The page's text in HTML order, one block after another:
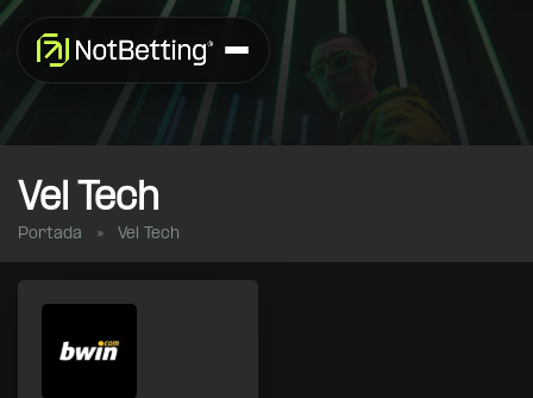
Vel Tech
Portada » Vel Tech